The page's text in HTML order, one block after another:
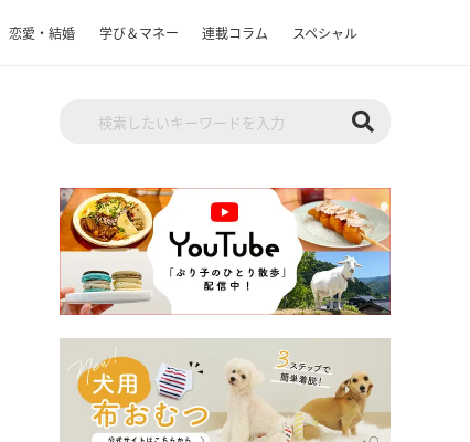
恋愛・結婚 学び＆マネー 連載コラム スペシャル